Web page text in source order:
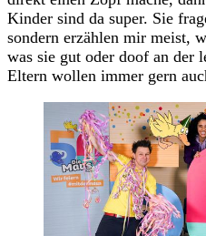
Kinder sind da super. Sie
sondern erzählen mir meist,
was sie gut oder doof an der
Eltern wollen immer gern